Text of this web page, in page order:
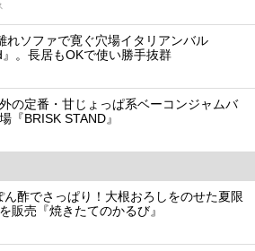
れソファで寛ぐ穴場イタリアンバル
』。長居もOKで使い勝手抜群
の定番・甘じょっぱ系ベーコンジャムバ
『BRISK STAND』
酢でさっぱり！大根おろしをのせた夏限
販売『焼きたてのかるび』